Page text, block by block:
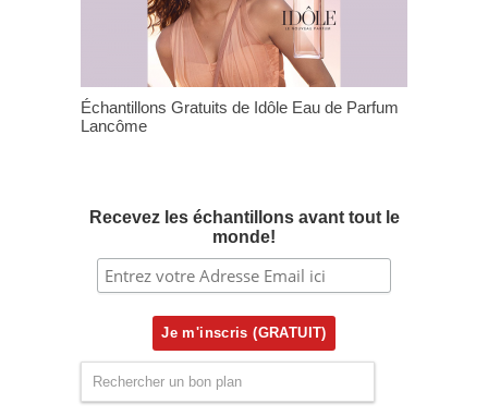
Échantillons Gratuits de Idôle Eau de Parfum
Lancôme
Recevez les échantillons avant tout le
monde!